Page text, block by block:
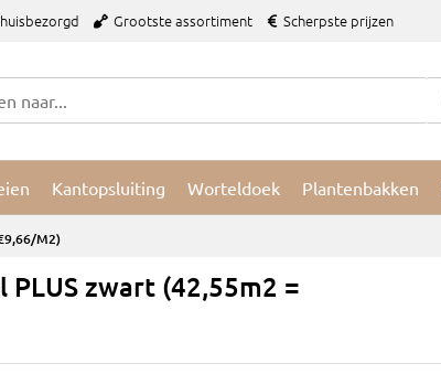
Grootste assortiment Scherpste prijzen
Kantopsluiting Worteldoek Plantenbakken
m2)
zwart (42,55m2 =